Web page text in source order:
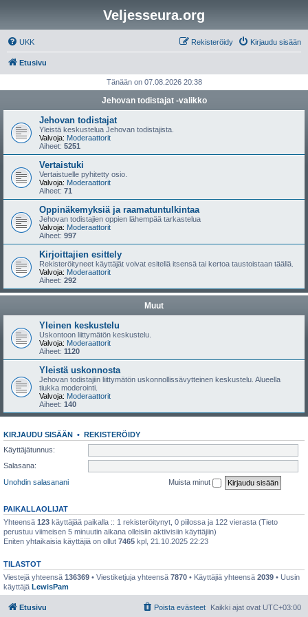
Veljesseura.org
UKK Kirjaudu sisään
Rekisteröidy
Etusivu
Tänään on 07.08.2026 20:38
Jehovan todistajat -valikko
Jehovan todistajat
Yleistä keskustelua Jehovan todistajista.
Valvoja: Moderaattorit
Aiheet: 5251
Vertaistuki
Vertaistuelle pyhitetty osio.
Valvoja: Moderaattorit
Aiheet: 71
Oppinäkemyksiä ja raamatuntulkintaa
Jehovan todistajien oppien lähempää tarkastelua
Valvoja: Moderaattorit
Aiheet: 997
Kirjoittajien esittely
Rekisteröityneet käyttäjät voivat esitellä itsensä tai kertoa taustoistaan täällä.
Valvoja: Moderaattorit
Aiheet: 292
Muut
Yleinen keskustelu
Uskontoon liittymätön keskustelu.
Valvoja: Moderaattorit
Aiheet: 1120
Yleistä uskonnosta
Jehovan todistajiin liittymätön uskonnollissävytteinen keskustelu. Alueella
tiukka moderointi.
Valvoja: Moderaattorit
Aiheet: 140
KIRJAUDU SISÄÄN • REKISTERÖIDY
Käyttäjätunnus:
Salasana:
Unohdin salasanani
Muista minut
PAIKALLAOLIJAT
Yhteensä 123 käyttäjää paikalla :: 1 rekisteröitynyt, 0 piilossa ja 122 vierasta (Tieto
perustuu viimeisen 5 minuutin aikana olleisiin aktiivisiin käyttäjiin)
Eniten yhtaikaisia käyttäjiä on ollut 7465 kpl, 21.10.2025 22:23
TILASTOT
Viestejä yhteensä 136369 • Viestiketjuja yhteensä 7870 • Käyttäjiä yhteensä 2039 • Uusin
käyttäjä LewisPam
Etusivu Kaikki ajat ovat UTC+03:00
Poista evästeet